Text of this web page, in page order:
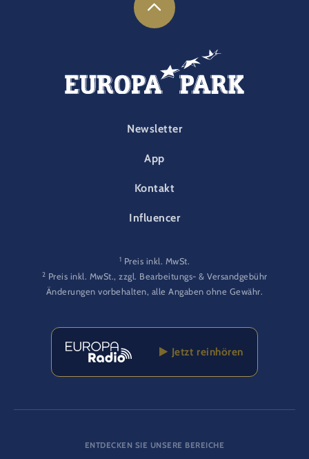
FOOTER-PARK
Newsletter
App
Kontakt
Influencer
1 Preis inkl. MwSt.
2 Preis inkl. MwSt., zzgl. Bearbeitungs- & Versandgebühr
Änderungen vorbehalten, alle Angaben ohne Gewähr.
Jetzt reinhören
ENTDECKEN SIE UNSERE BEREICHE